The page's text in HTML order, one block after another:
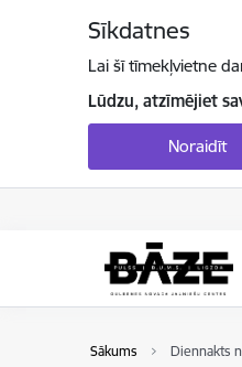
Sīkdatnes
Lai šī tīmekļvietne
Lūdzu, atzīmējiet
Noraidīt
Sākums Diennakts